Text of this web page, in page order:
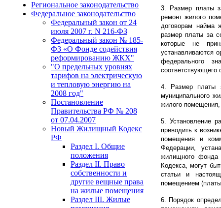
Региональное законодательство
Федеральное законодательство
Федеральный закон от 24
июля 2007 г. N 216-ФЗ
Федеральный закон № 185-
ФЗ «О Фонде содействия
реформированию ЖКХ"
"О предельных уровнях
тарифов на электрическую
и тепловую энергию на
2008 год"
Постановление
Правительства РФ № 208
от 07.04.2007
Новый Жилищный Кодекс
РФ
Раздел I. Общие
положения
Раздел II. Право
собственности и
другие вещные права
на жилые помещения
Раздел III. Жилые
3. Размер платы
ремонт жилого
договорам найма
размер платы за
которые не
устанавливаются
федерального
соответствующего
4. Размер платы
муниципального
жилого
5. Установление
приводить к
помещения и
Федерации,
жилищного фонда
Кодекса, могут
статьи и
помещением
6. Порядок